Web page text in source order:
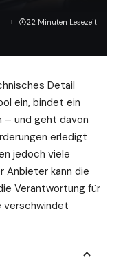
22 Minuten Lesezeit
Detail
ein, bindet ein
– und geht davon
erledigt
jedoch viele
Anbieter kann die
Verantwortung für
verschwindet